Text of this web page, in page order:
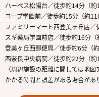
ハーベス松陽台／徒歩約14分（約
コープ学園前／徒歩約15分（約
ファミリーマート西登美ヶ丘店／
スギ薬局学園前店／徒歩約16分（
登美ヶ丘西郵便局／徒歩約6分（約
西奈良中央病院／徒歩約22分（約
（周辺施設の距離に関しては地
かかる時間と誤差がある場合があ